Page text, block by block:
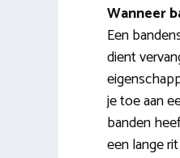
Wanneer
Een
dient
je toe aan
banden
een lange